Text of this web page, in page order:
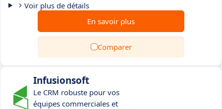
Voir plus de détails
En savoir plus
Comparer
Infusionsoft
Le CRM robuste pour vos
équipes commerciales et